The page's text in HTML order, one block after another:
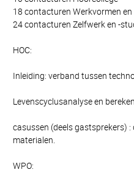
18 contacturen Werkvormen en
24 contacturen Zelfwerk en -
HOC:
Inleiding: verband tussen
Levenscyclusanalyse en
casussen (deels gastsprekers)
materialen.
WPO: